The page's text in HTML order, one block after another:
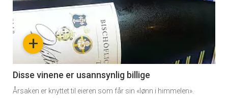
akkurat
nå
6
+
Disse vinene er usannsynlig billige
Årsaken er knyttet til eieren som får sin «lønn i himmelen».